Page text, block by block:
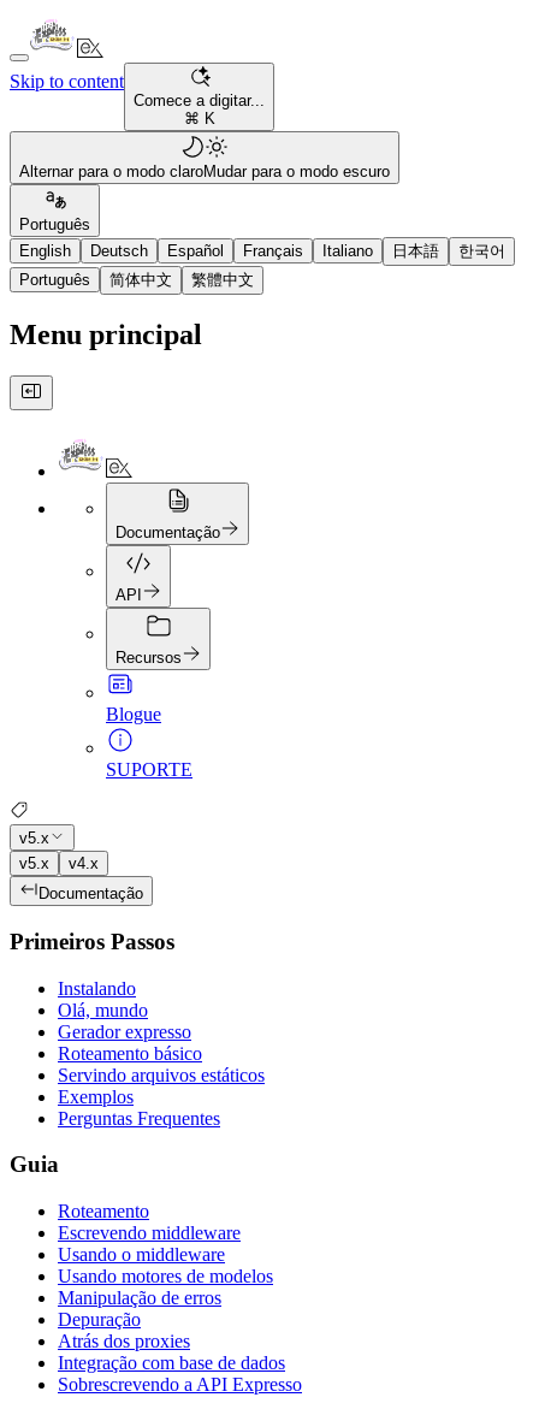
Skip to content
Comece a digitar...
⌘ K
Alternar para o modo claroMudar para o modo escuro
Português
English
Deutsch Español Français Italiano 日本語
한국어
Português
简体中文 繁體中文
Menu principal
Documentação
API
Recursos
Blogue
SUPORTE
v5.x
v5.x
v4.x
Documentação
Primeiros Passos
Instalando
Olá, mundo
Gerador expresso
Roteamento básico
Servindo arquivos estáticos
Exemplos
Perguntas Frequentes
Guia
Roteamento
Escrevendo middleware
Usando o middleware
Usando motores de modelos
Manipulação de erros
Depuração
Atrás dos proxies
Integração com base de dados
Sobrescrevendo a API Expresso